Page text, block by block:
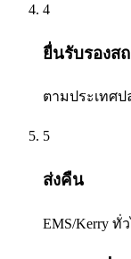
4
ยื่นรับรองส
ตามประเทศป
5
ส่งคืน
EMS/Kerry ทั่